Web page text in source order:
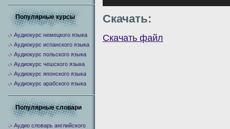
Скачать:
Скачать файл
Популярные курсы
Аудиокурс немецкого языка
Аудиокурс испанского языка
Аудиокурс польского языка
Аудиокурс чешского языка
Аудиокурс японского языка
Аудиокурс арабского языка
Популярные словари
Аудио словарь английского